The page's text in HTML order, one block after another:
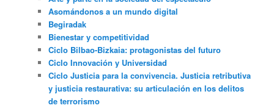
Asomándonos a un mundo digital
Begiradak
Bienestar y competitividad
Ciclo Bilbao-Bizkaia: protagonistas del futuro
Ciclo Innovación y Universidad
Ciclo Justicia para la convivencia. Justicia retributiva
y justicia restaurativa: su articulación en los delitos
de terrorismo